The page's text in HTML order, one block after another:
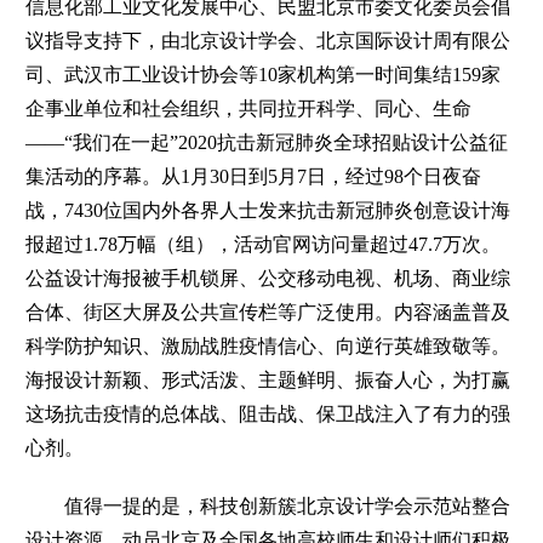
信息化部工业文化发展中心、民盟北京市委文化委员会倡
议指导支持下，由北京设计学会、北京国际设计周有限公
司、武汉市工业设计协会等10家机构第一时间集结159家
企事业单位和社会组织，共同拉开科学、同心、生命
——“我们在一起”2020抗击新冠肺炎全球招贴设计公益征
集活动的序幕。从1月30日到5月7日，经过98个日夜奋
战，7430位国内外各界人士发来抗击新冠肺炎创意设计海
报超过1.78万幅（组），活动官网访问量超过47.7万次。
公益设计海报被手机锁屏、公交移动电视、机场、商业综
合体、街区大屏及公共宣传栏等广泛使用。内容涵盖普及
科学防护知识、激励战胜疫情信心、向逆行英雄致敬等。
海报设计新颖、形式活泼、主题鲜明、振奋人心，为打赢
这场抗击疫情的总体战、阻击战、保卫战注入了有力的强
心剂。
值得一提的是，科技创新簇北京设计学会示范站整合